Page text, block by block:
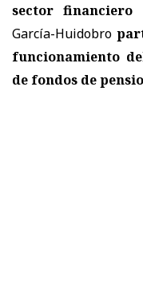
sector financiero
García-Huidobro
funcionamiento
de fondos de